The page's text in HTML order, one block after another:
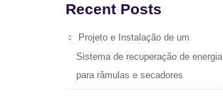
Recent Posts
Projeto e Instalação de um
Sistema de recuperação de energia
para râmulas e secadores